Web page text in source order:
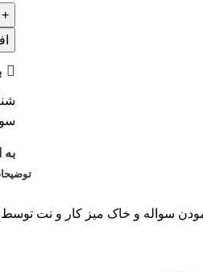
به
سواله و خاک میز کار و نت